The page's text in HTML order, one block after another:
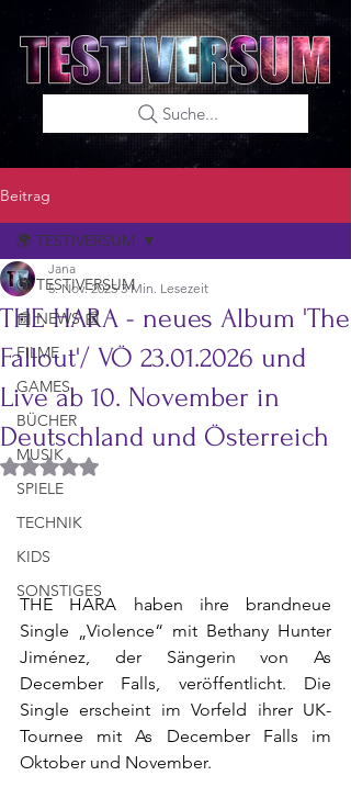
Suche...
Beitrag
🌍 TESTIVERSUM
📰 NEWS 📰
FILME
GAMES
BÜCHER
MUSIK
SPIELE
TECHNIK
KIDS
SONSTIGES
🌍 TESTIVERSUM
THE HARA - neues Album 'The
Fallout'/ VÖ 23.01.2026 und
Live ab 10. November in
Deutschland und Österreich
Jana
5. Nov. 2025 3 Min. Lesezeit
Mit NaN von 5 Sternen bewertet.
THE HARA haben ihre brandneue
Single „Violence“ mit Bethany Hunter
Jiménez, der Sängerin von As
December Falls, veröffentlicht. Die
Single erscheint im Vorfeld ihrer UK-
Tournee mit As December Falls im
Oktober und November.